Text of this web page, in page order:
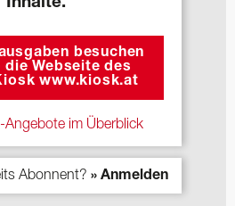
besuchen
die Webseite des
www.kiosk.at
Angebote im Überblick
Abonnent? » Anmelden